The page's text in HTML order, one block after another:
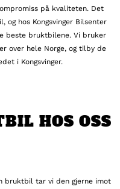
på kvaliteten. Det
hos Kongsvinger Bilsenter
beste bruktbilene. Vi bruker
over hele Norge, og tilby de
i Kongsvinger.
HOS OSS
bruktbil tar vi den gjerne imot